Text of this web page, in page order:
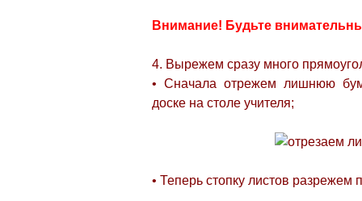
Внимание! Будьте
4. Вырежем сразу много
• Сначала отрежем лишнюю
доске на столе учителя;
• Теперь стопку листов разрежем